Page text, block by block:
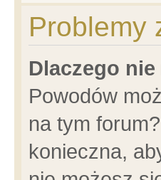
Problemy
Dlaczego
Powodów
na tym
konieczna,